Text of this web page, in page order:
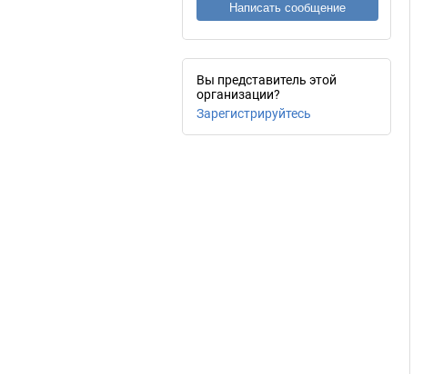
Написать сообщение
Вы представитель этой
организации?
Зарегистрируйтесь